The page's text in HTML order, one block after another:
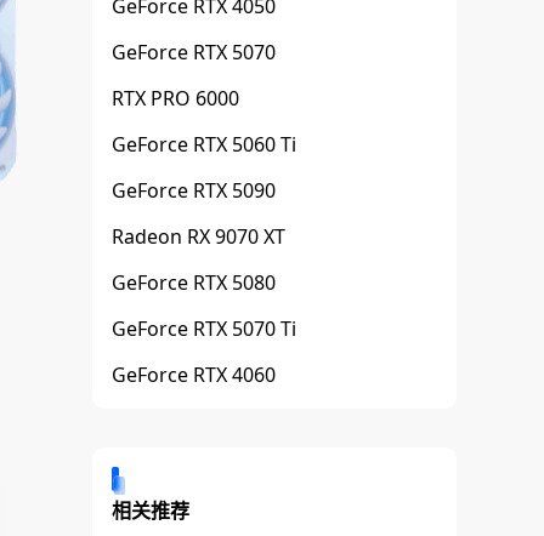
GeForce RTX 4050
GeForce RTX 5070
RTX PRO 6000
GeForce RTX 5060 Ti
GeForce RTX 5090
Radeon RX 9070 XT
GeForce RTX 5080
GeForce RTX 5070 Ti
GeForce RTX 4060
相关推荐